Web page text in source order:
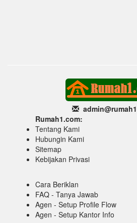
admin@rumah1
Rumah1.com:
Tentang Kami
Hubungin Kami
Sitemap
Kebijakan Privasi
Cara Beriklan
FAQ - Tanya Jawab
Agen - Setup Profile Flow
Agen - Setup Kantor Info